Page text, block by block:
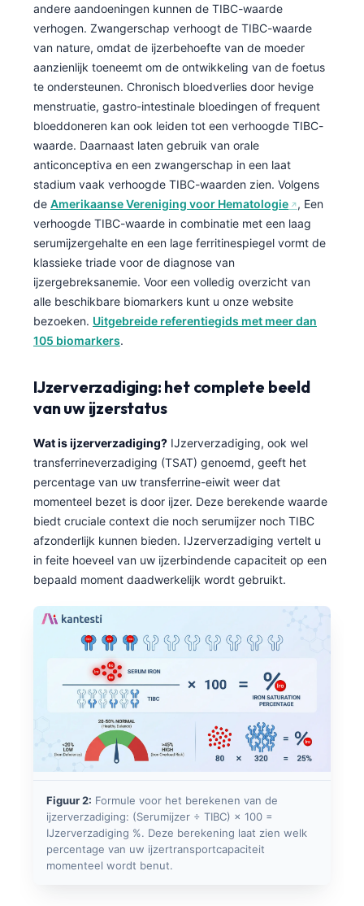
andere aandoeningen kunnen de TIBC-waarde
verhogen. Zwangerschap verhoogt de TIBC-waarde
van nature, omdat de ijzerbehoefte van de moeder
aanzienlijk toeneemt om de ontwikkeling van de foetus
te ondersteunen. Chronisch bloedverlies door hevige
menstruatie, gastro-intestinale bloedingen of frequent
bloeddoneren kan ook leiden tot een verhoogde TIBC-
waarde. Daarnaast laten gebruik van orale
anticonceptiva en een zwangerschap in een laat
stadium vaak verhoogde TIBC-waarden zien. Volgens
de Amerikaanse Vereniging voor Hematologie
, Een
verhoogde TIBC-waarde in combinatie met een laag
serumijzergehalte en een lage ferritinespiegel vormt de
klassieke triade voor de diagnose van
ijzergebreksanemie. Voor een volledig overzicht van
alle beschikbare biomarkers kunt u onze website
bezoeken. Uitgebreide referentiegids met meer dan
105 biomarkers.
IJzerverzadiging: het complete beeld
van uw ijzerstatus
Wat is ijzerverzadiging? IJzerverzadiging, ook wel
transferrineverzadiging (TSAT) genoemd, geeft het
percentage van uw transferrine-eiwit weer dat
momenteel bezet is door ijzer. Deze berekende waarde
biedt cruciale context die noch serumijzer noch TIBC
afzonderlijk kunnen bieden. IJzerverzadiging vertelt u
in feite hoeveel van uw ijzerbindende capaciteit op een
bepaald moment daadwerkelijk wordt gebruikt.
Figuur 2: Formule voor het berekenen van de
ijzerverzadiging: (Serumijzer ÷ TIBC) × 100 =
IJzerverzadiging %. Deze berekening laat zien welk
percentage van uw ijzertransportcapaciteit
momenteel wordt benut.